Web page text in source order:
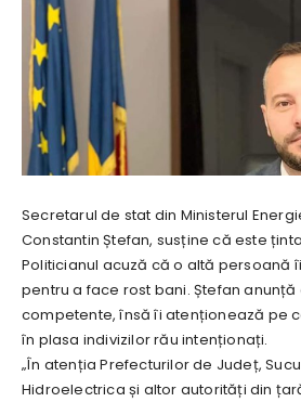
Secretarul de stat din Ministerul
Constantin Ștefan, susține că este
Politicianul acuză că o altă persoană
pentru a face rost bani. Ștefan
competente, însă îi atenționează pe
în plasa indivizilor rău intenționați.
„În atenția Prefecturilor de Județ,
Hidroelectrica și altor autorități din